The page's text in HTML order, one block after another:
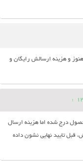
و هزینه ارسالش رایگان و
:
درج شده اما هزینه ارسال
قبل تایید نهایی نشون داده